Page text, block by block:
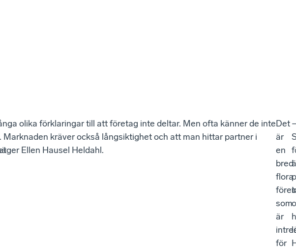
olika förklaringar till att företag inte deltar. Men ofta känner de inte
Marknaden kräver också långsiktighet och att man hittar partner i
Ellen Hausel Heldahl.
Det
är
en
bred
flora
som
är
för